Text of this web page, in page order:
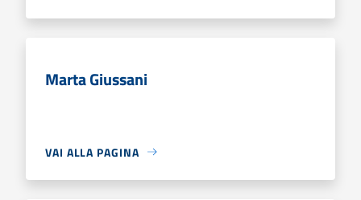
Marta Giussani
VAI ALLA PAGINA